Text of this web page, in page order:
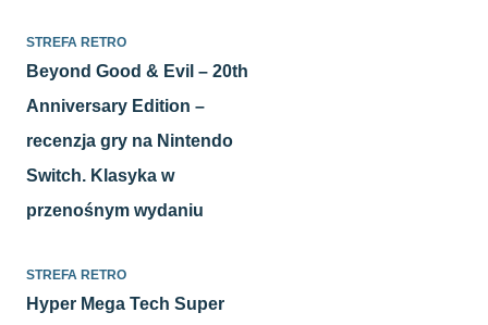
STREFA RETRO
Beyond Good & Evil – 20th
Anniversary Edition –
recenzja gry na Nintendo
Switch. Klasyka w
przenośnym wydaniu
STREFA RETRO
Hyper Mega Tech Super